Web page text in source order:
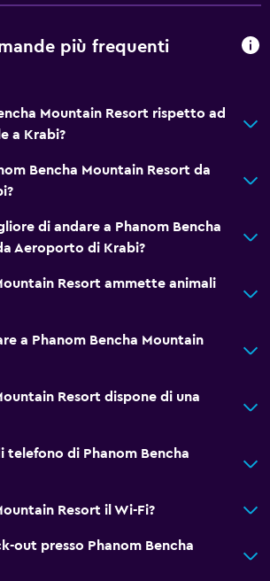
più frequenti
Mountain Resort rispetto ad
a Krabi?
Bencha Mountain Resort da
di andare a Phanom Bencha
Aeroporto di Krabi?
Resort ammette animali
a Phanom Bencha Mountain
Resort dispone di una
telefono di Phanom Bencha
Resort il Wi-Fi?
out presso Phanom Bencha